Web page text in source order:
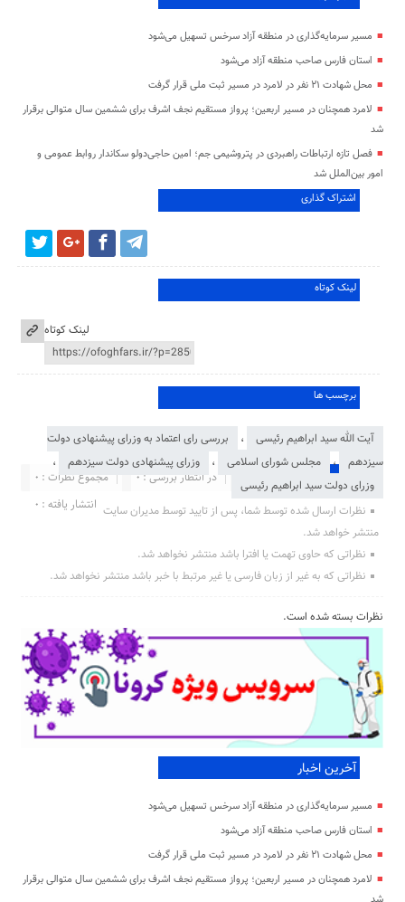
مسیر سرمایه‌گذاری در منطقه آزاد سرخس تسهیل می‌شود
استان فارس صاحب منطقه آزاد می‌شود
محل شهادت ۲۱ نفر در لامرد در مسیر ثبت ملی قرار گرفت
لامرد همچنان در مسیر اربعین؛ پرواز مستقیم نجف اشرف برای ششمین سال متوالی برقرار
شد
فصل تازه ارتباطات راهبردی در پتروشیمی جم؛ امین حاجی‌دولو سکاندار روابط عمومی و
امور بین‌الملل شد
اشتراک گذاری
لینک کوتاه
لینک کوتاه
برچسب ها
آیت الله سید ابراهیم رئیسی ،
بررسی رای اعتماد به وزرای پیشنهادی دولت
سیزدهم ، مجلس شورای اسلامی ، وزرای پیشنهادی دولت سیزدهم
،
وزرای دولت سید ابراهیم رئیسی
ارسال نظر شما مجموع نظرات : 0
در انتظار بررسی : 0
انتشار یافته : ۰ نظرات ارسال شده توسط شما، پس از تایید توسط مدیران سایت
منتشر خواهد شد.
نظراتی که حاوی تهمت یا افترا باشد منتشر نخواهد شد.
نظراتی که به غیر از زبان فارسی یا غیر مرتبط با خبر باشد منتشر نخواهد شد.
نظرات بسته شده است.
آخرین اخبار
مسیر سرمایه‌گذاری در منطقه آزاد سرخس تسهیل می‌شود
استان فارس صاحب منطقه آزاد می‌شود
محل شهادت ۲۱ نفر در لامرد در مسیر ثبت ملی قرار گرفت
لامرد همچنان در مسیر اربعین؛ پرواز مستقیم نجف اشرف برای ششمین سال متوالی برقرار